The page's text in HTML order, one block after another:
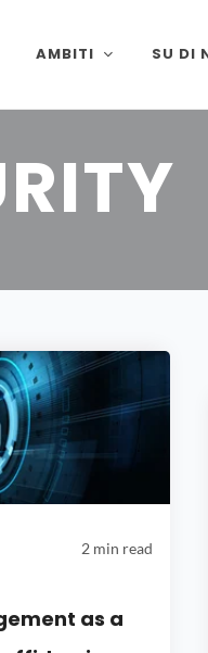
AMBITI SU DI
2 min read
as a